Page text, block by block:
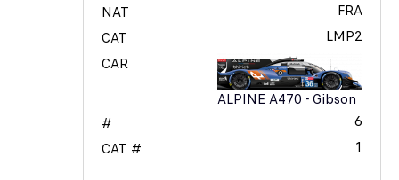
NAT
FRA
CAT
LMP2
CAR
ALPINE A470 - Gibson
#
6
CAT #
1